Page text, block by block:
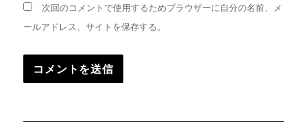
次回のコメントで使用するためブラウザーに自分の名前、メ
ールアドレス、サイトを保存する。